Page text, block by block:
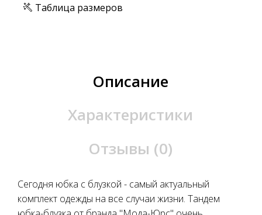
Таблица размеров
Описание
Характеристики
Отзывы (0)
Сегодня юбка с блузкой - самый актуальный
комплект одежды на все случаи жизни. Тандем